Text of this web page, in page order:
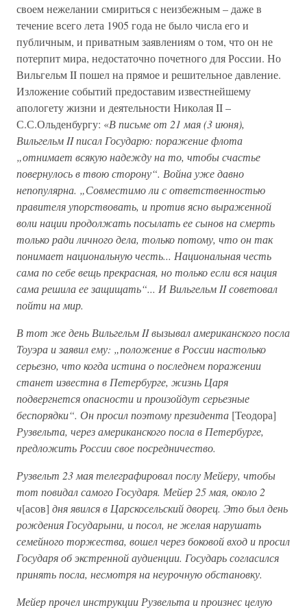
своем нежелании смириться с неизбежным – даже в
течение всего лета 1905 года не было числа его и
публичным, и приватным заявлениям о том, что он не
потерпит мира, недостаточно почетного для России. Но
Вильгельм II пошел на прямое и решительное давление.
Изложение событий предоставим известнейшему
апологету жизни и деятельности Николая II –
С.С.Ольденбургу: «В письме от 21 мая (3 июня),
Вильгельм II писал Государю: поражение флота
„отнимает всякую надежду на то, чтобы счастье
повернулось в твою сторону“. Война уже давно
непопулярна. „Совместимо ли с ответственностью
правителя упорствовать, и против ясно выраженной
воли нации продолжать посылать ее сынов на смерть
только ради личного дела, только потому, что он так
понимает национальную честь... Национальная честь
сама по себе вещь прекрасная, но только если вся нация
сама решила ее защищать“... И Вильгельм II советовал
пойти на мир.
В тот же день Вильгельм II вызывал американского посла
Тоуэра и заявил ему: „положение в России настолько
серьезно, что когда истина о последнем поражении
станет известна в Петербурге, жизнь Царя
подвергнется опасности и произойдут серьезные
беспорядки“. Он просил поэтому президента [Теодора]
Рузвельта, через американского посла в Петербурге,
предложить России свое посредничество.
Рузвельт 23 мая телеграфировал послу Мейеру, чтобы
тот повидал самого Государя. Мейер 25 мая, около 2
ч[асов] дня явился в Царскосельский дворец. Это был день
рождения Государыни, и посол, не желая нарушать
семейного торжества, вошел через боковой вход и просил
Государя об экстренной аудиенции. Государь согласился
принять посла, несмотря на неурочную обстановку.
Мейер прочел инструкции Рузвельта и произнес целую